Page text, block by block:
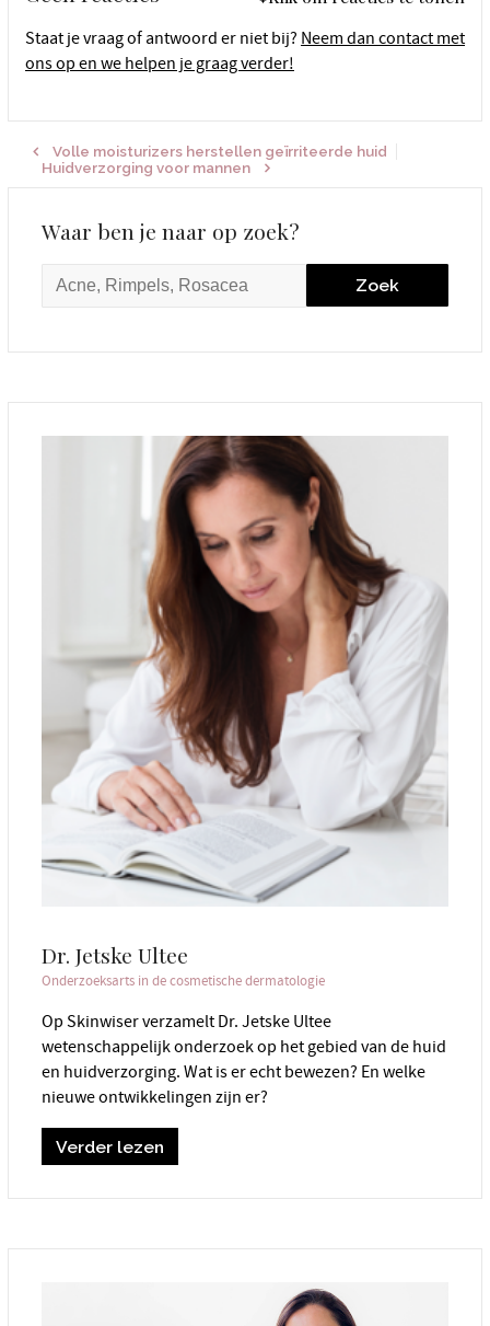
Staat je vraag of antwoord er niet bij? Neem dan contact met
ons op en we helpen je graag verder!
Volle moisturizers herstellen geïrriteerde huid
Huidverzorging voor mannen
Waar ben je naar op zoek?
Dr. Jetske Ultee
Onderzoeksarts in de cosmetische dermatologie
Op Skinwiser verzamelt Dr. Jetske Ultee
wetenschappelijk onderzoek op het gebied van de huid
en huidverzorging. Wat is er echt bewezen? En welke
nieuwe ontwikkelingen zijn er?
Verder lezen